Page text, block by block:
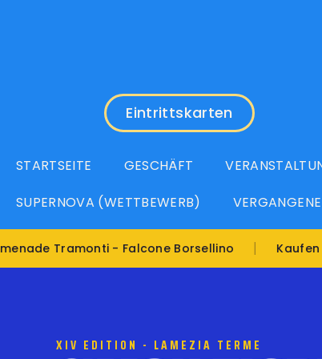
Eintrittskarten
STARTSEITE GESCHÄFT
SUPERNOVA (WETTBEWERB)
- Falcone Borsellino | Kaufen Sie die
XIV EDITION - LAMEZIA TERME